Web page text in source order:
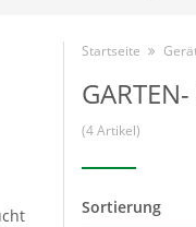
Startseite
(4 Artikel)
Sortierung